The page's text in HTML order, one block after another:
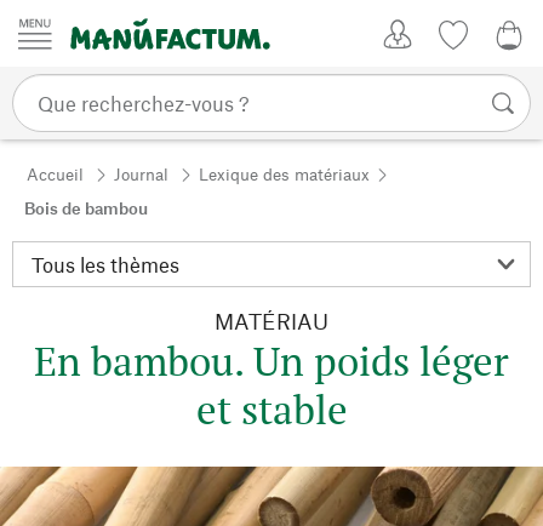
Passer au contenu
Accueil Journal
Lexique des matériaux
Bois de bambou
MATÉRIAU
En bambou. Un poids léger
et stable